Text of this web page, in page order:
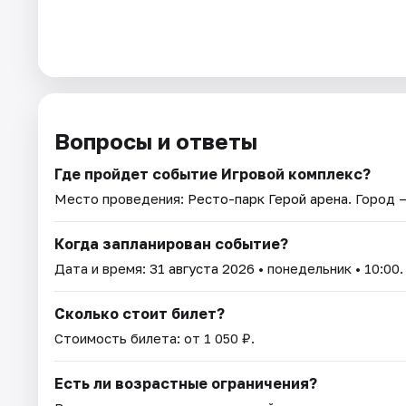
Вопросы и ответы
Где пройдет событие Игровой комплекс?
Место проведения: Ресто-парк Герой арена. Город
Когда запланирован событие?
Дата и время: 31 августа 2026 • понедельник • 10:00.
Сколько стоит билет?
Стоимость билета: от 1 050 ₽.
Есть ли возрастные ограничения?